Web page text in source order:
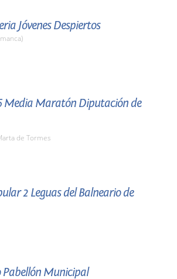
Jóvenes Despiertos
Media Maratón Diputación de
de Tormes
2 Leguas del Balneario de
Pabellón Municipal